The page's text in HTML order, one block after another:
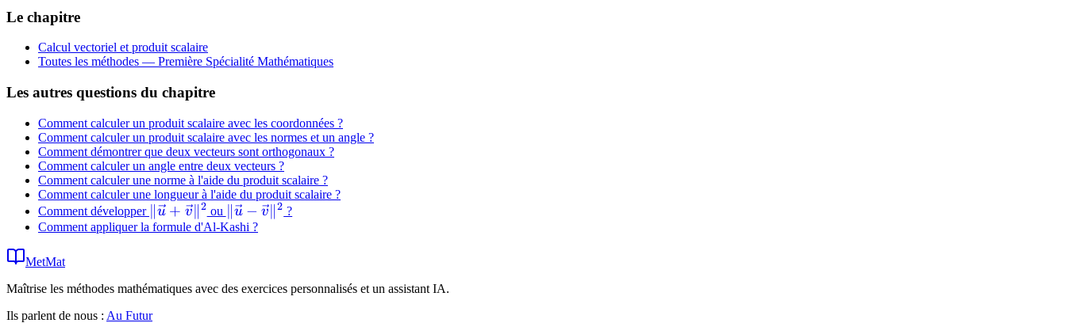
Le chapitre
Calcul vectoriel et produit scalaire
Toutes les méthodes — Première Spécialité Mathématiques
Les autres questions du chapitre
Comment calculer un produit scalaire avec les coordonnées ?
Comment calculer un produit scalaire avec les normes et un angle ?
Comment démontrer que deux vecteurs sont orthogonaux ?
Comment calculer un angle entre deux vecteurs ?
Comment calculer une norme à l'aide du produit scalaire ?
Comment calculer une longueur à l'aide du produit scalaire ?
Comment développer
\|\vec{u}
+
u + v∥ 2 ou
\|\vec{u} -
\vec{v}\|^2
u − v ∥2 ?
Comment appliquer la formule d'Al-Kashi ?
MetMat
Maîtrise les méthodes mathématiques avec des exercices personnalisés et un assistant IA.
Ils parlent de nous : Au Futur